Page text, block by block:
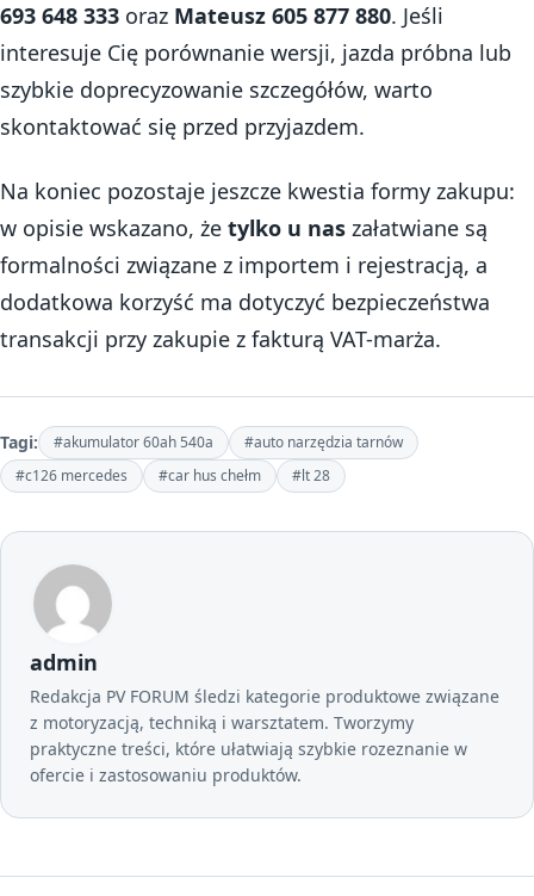
693 648 333 oraz Mateusz 605 877 880. Jeśli
interesuje Cię porównanie wersji, jazda próbna lub
szybkie doprecyzowanie szczegółów, warto
skontaktować się przed przyjazdem.
Na koniec pozostaje jeszcze kwestia formy zakupu:
w opisie wskazano, że tylko u nas załatwiane są
formalności związane z importem i rejestracją, a
dodatkowa korzyść ma dotyczyć bezpieczeństwa
transakcji przy zakupie z fakturą VAT-marża.
Tagi: #akumulator 60ah 540a
#auto narzędzia tarnów
#c126 mercedes
#car hus chełm #lt 28
admin
Redakcja PV FORUM śledzi kategorie produktowe związane
z motoryzacją, techniką i warsztatem. Tworzymy
praktyczne treści, które ułatwiają szybkie rozeznanie w
ofercie i zastosowaniu produktów.